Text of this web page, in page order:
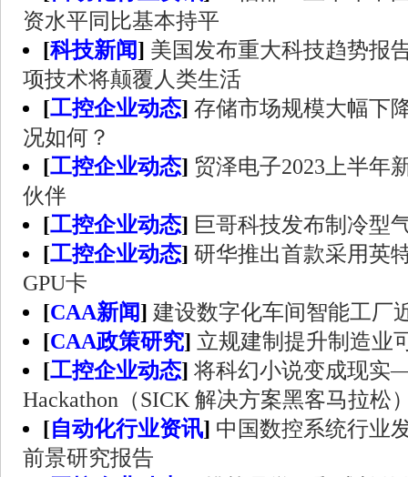
资水平同比基本持平
[科技新闻] 美国发布重大科技趋势报
项技术将颠覆人类生活
[工控企业动态] 存储市场规模大幅下
况如何？
[工控企业动态] 贸泽电子2023上半年
伙伴
[工控企业动态] 巨哥科技发布制冷型
[工控企业动态] 研华推出首款采用英
GPU卡
[CAA新闻] 建设数字化车间智能工厂
[CAA政策研究] 立规建制提升制造业
[工控企业动态] 将科幻小说变成现实
Hackathon（SICK 解决方案黑客马拉松
[自动化行业资讯] 中国数控系统行业
前景研究报告